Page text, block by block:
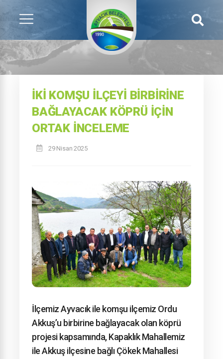
İKI KOMŞU İLÇEYI BIRBIRINE
BAĞLAYACAK KÖPRÜ İÇIN
ORTAK İNCELEME
29 Nisan 2025
İlçemiz Ayvacık ile komşu ilçemiz Ordu
Akkuş’u birbirine bağlayacak olan köprü
projesi kapsamında, Kapaklık Mahallemiz
ile Akkuş ilçesine bağlı Çökek Mahallesi